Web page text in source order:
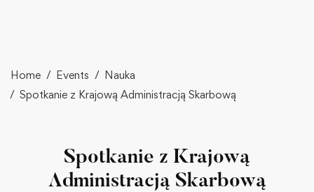
Home Events
Nauka
Spotkanie z Krajową Administracją Skarbową
Spotkanie z Krajową
Administracją Skarbową